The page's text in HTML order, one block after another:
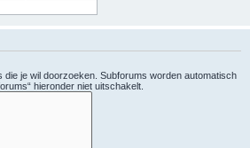
die je wil doorzoeken. Subforums worden automatisch
hieronder niet uitschakelt.